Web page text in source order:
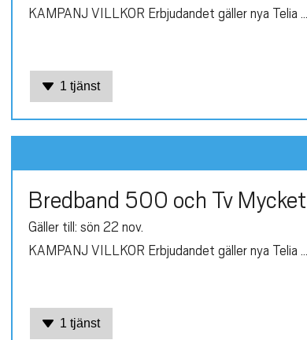
KAMPANJ VILLKOR Erbjudandet gäller nya Telia ...
1 tjänst
Bredband 500 och Tv
Gäller till: sön 22 nov.
KAMPANJ VILLKOR Erbjudandet gäller nya Telia ...
1 tjänst